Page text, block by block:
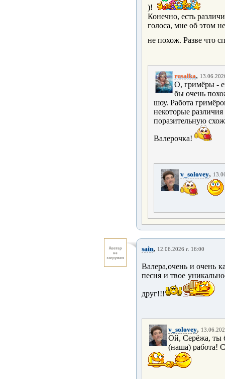
)!
Конечно, есть
голоса, мне об этом
не похож. Разве что
rusalka,
О, гримёры -
бы очень
шоу. Работа
некоторые
поразительную
Валерочка!
v_solovey,
sain, 12.06.2026 г. 16:00
Валера,очень и очень
песня и твое
друг!!!
v_solovey,
Ой, Серёжа, ты
(наша) работа!